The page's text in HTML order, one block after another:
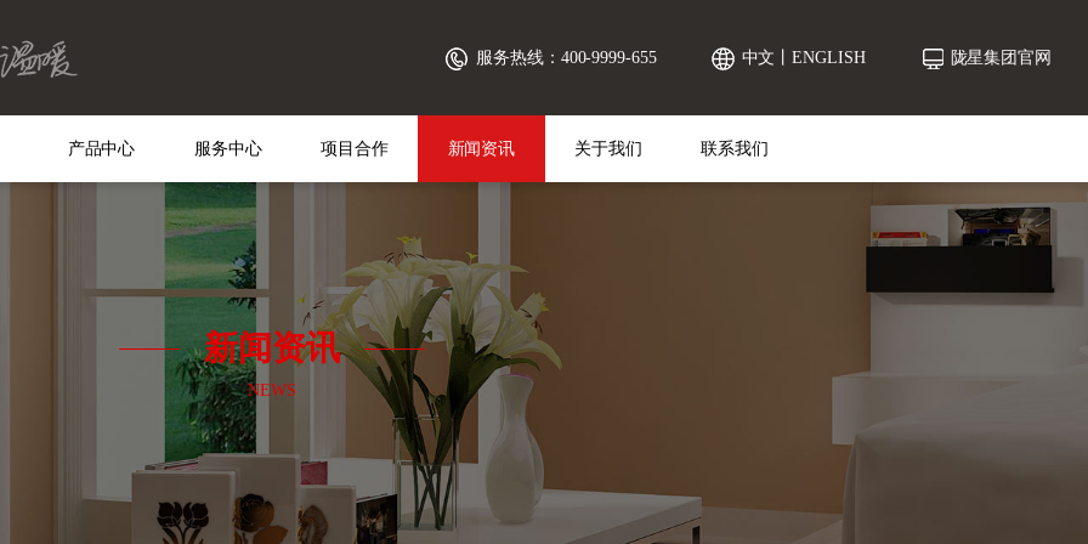
陇星集团官网
中文 丨ENGLISH
服务热线：400-9999-655
产品中心 服务中心 项目合作 新闻资讯 关于我们 联系我们
新闻资讯
NEWS